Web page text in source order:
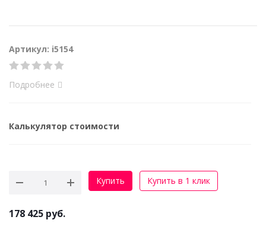
Артикул: i5154
Подробнее
Калькулятор стоимости
Купить Купить в 1 клик
178 425 руб.